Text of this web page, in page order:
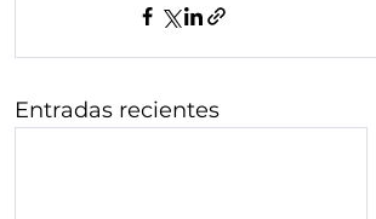
Entradas recientes